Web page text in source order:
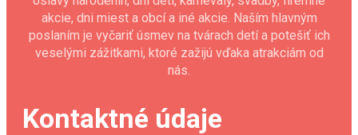
akcie, dni miest a obcí a iné akcie. Naším hlavným
poslaním je vyčariť úsmev na tvárach detí a potešiť ich
veselými zážitkami, ktoré zažijú vďaka atrakciám od
nás.
Kontaktné údaje